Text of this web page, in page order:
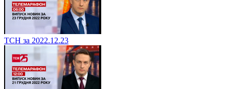
ТСН за 2022.12.23